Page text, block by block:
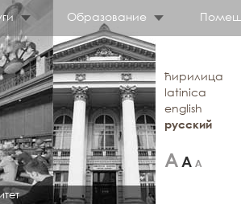
Образование
ћирилица
latinica
english
русский